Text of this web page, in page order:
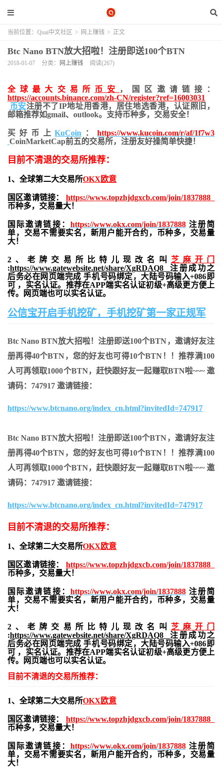
当前位置： Quai中文社区 > 网上赚钱 > 正文
Btc Nano BTN放大招啦！注册即送100个BTN
2018-01-07 分类： 网上赚钱 阅读(267)
全球最大交易所 币安
，国区邀请链接：
https://accounts.binance.com/zh-CN/register?ref=16003031
币安注册不了IP地址用香港，居住地选香港，认证照旧，
邮箱推荐如gmail、outlook。支持币种多，交易安全！
买好币上KuCoin ：https://www.kucoin.com/r/af/1f7w3
CoinMarketCap前五的交易所，注册友好操简单快捷！
目前不清退的交易所推荐：
1、全球第二大交易所OKX欧意
国区邀请链接： https://www.topzhjdgxcb.com/join/1837888
币种多，交易量大！
国际邀请链接： https://www.okx.com/join/1837888注册简
单，交易不需要实名，新用户能开合约， 币种多，交易量
大！
2、老牌交易所比特儿现改名叫 芝麻开门
:https://www.gatewebsite.net/share/XgRDAQ8 注册成功之
后务必在网页端完成 手机号码绑定，大陆号码输入+086即
可 ，实名认证。推荐在APP端实名认证初级+高级更方便上
传。网页端也可以实名认证。
公信宝开启手机挖矿，手机挖矿第一家正规军
Btc Nano BTN放大招啦！注册即送100个BTN，邀请好友注
册再得40个BTN，您的好友也可得10个BTN！！推荐满100
人可再领取1000个BTN，赶快跟好友一起赚取BTN啦~~~ 邀
请码：747917 邀请链接：
https://www.btcnano.org/index_cn.html?invitedId=747917
Btc Nano BTN放大招啦！注册即送100个BTN，邀请好友注
册再得40个BTN，您的好友也可得10个BTN！！推荐满100
人可再领取1000个BTN，赶快跟好友一起赚取BTN啦~~~ 邀
请码：747917 邀请链接：
https://www.btcnano.org/index_cn.html?invitedId=747917
目前不清退的交易所推荐：
1、全球第二大交易所OKX欧意
国区邀请链接： https://www.topzhjdgxcb.com/join/1837888
币种多，交易量大！
国际邀请链接： https://www.okx.com/join/1837888注册简
单，交易不需要实名，新用户能开合约， 币种多，交易量
大！
2、老牌交易所比特儿现改名叫 芝麻开门
:https://www.gatewebsite.net/share/XgRDAQ8 注册成功之
后务必在网页端完成 手机号码绑定，大陆号码输入+086即
可 ，实名认证。推荐在APP端实名认证初级+高级更方便上
传。网页端也可以实名认证。
目前不清退的交易所推荐：
1、全球第二大交易所OKX欧意
国区邀请链接： https://www.topzhjdgxcb.com/join/1837888
币种多，交易量大！
国际邀请链接： https://www.okx.com/join/1837888注册简
单，交易不需要实名，新用户能开合约， 币种多，交易量
大！